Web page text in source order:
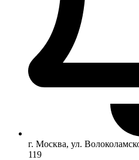
г. Москва, ул.
119